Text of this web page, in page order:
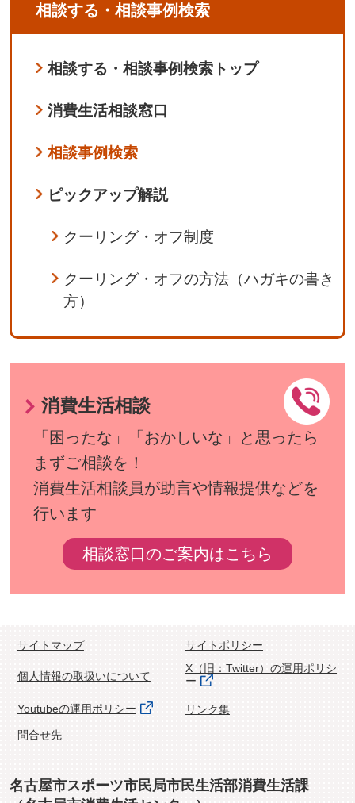
相談する・相談事例検索
相談する・相談事例検索トップ
消費生活相談窓口
相談事例検索
ピックアップ解説
クーリング・オフ制度
クーリング・オフの方法（ハガキの書き
方）
消費生活相談
「困ったな」「おかしいな」と思ったら
まずご相談を！
消費生活相談員が助言や情報提供などを
行います
相談窓口のご案内はこちら
サイトマップ サイトポリシー
個人情報の取扱いについて
X（旧：Twitter）の運用ポリシ
ー
Youtubeの運用ポリシー
リンク集
問合せ先
名古屋市スポーツ市民局市民生活部消費生活課